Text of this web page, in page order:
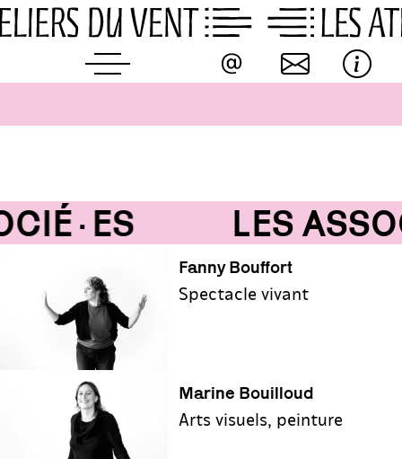
Skip
to
LES
Fanny Bouffort
Spectacle vivant
Marine Bouilloud
Arts visuels, peinture